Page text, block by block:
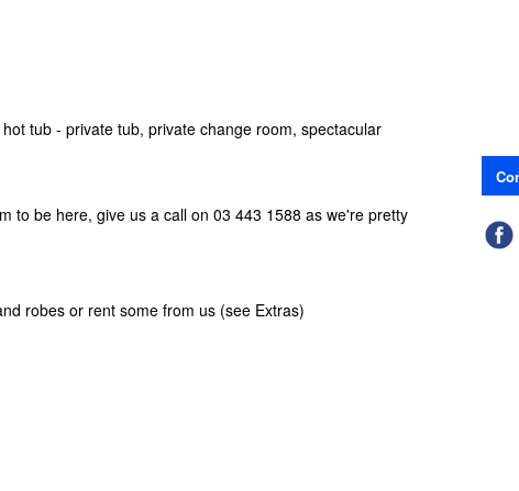
tub - private tub, private change room, spectacular
to be here, give us a call on 03 443 1588 as we're pretty
robes or rent some from us (see Extras)